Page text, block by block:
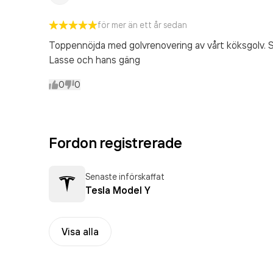
för mer än ett år sedan
Toppennöjda med golvrenovering av vårt
Lasse och hans gäng
0 0
Fordon registrerade
Senaste införskaffat
Tesla Model Y
Visa alla